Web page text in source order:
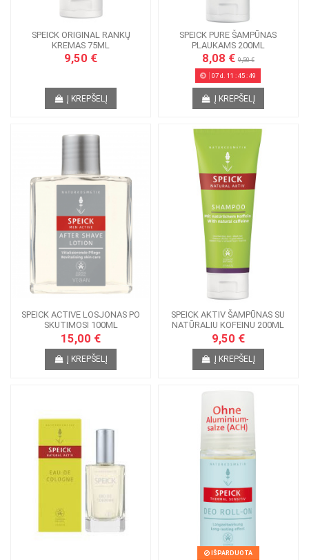
SPEICK ORIGINAL RANKŲ
KREMAS 75ML
9,50 €
Į KREPŠELĮ
SPEICK PURE ŠAMPŪNAS
PLAUKAMS 200ML
8,08 € 9,50 €
07d. 11 :45:49
Į KREPŠELĮ
SPEICK ACTIVE LOSJONAS PO
SKUTIMOSI 100ML
15,00 €
Į KREPŠELĮ
SPEICK AKTIV ŠAMPŪNAS SU
NATŪRALIU KOFEINU 200ML
9,50 €
Į KREPŠELĮ
IŠPARDUOTA